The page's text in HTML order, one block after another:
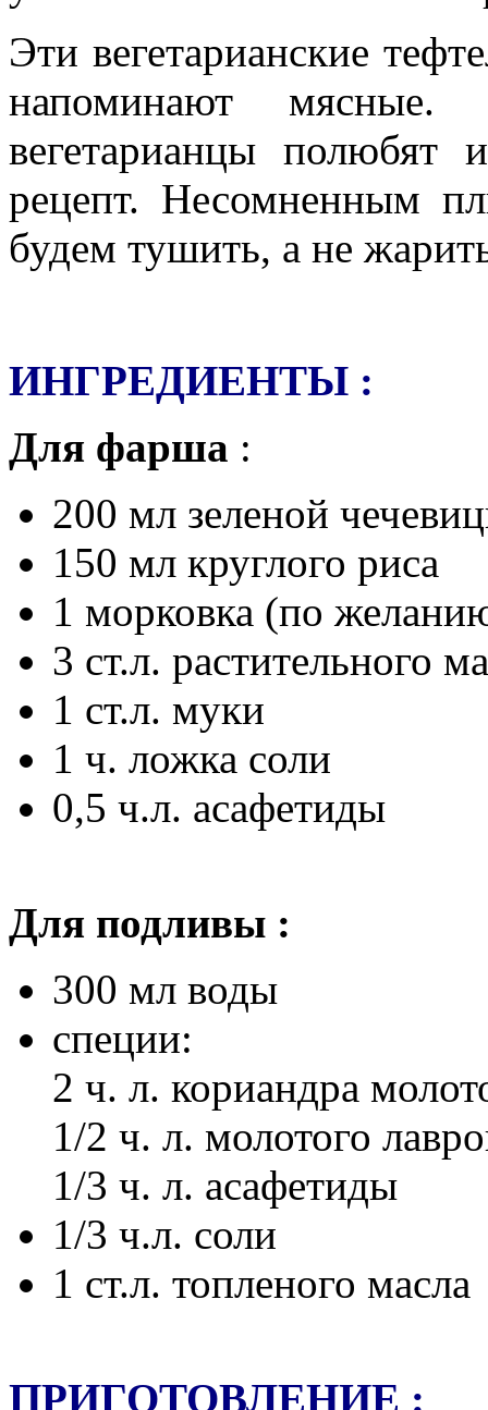
Эти вегетарианские
напоминают
вегетарианцы
рецепт. Несомненным
будем тушить, а не
ИНГРЕДИЕНТЫ :
Для фарша :
200 мл зеленой
150 мл круглого риса
1 морковка (по
3 ст.л. растительного
1 ст.л. муки
1 ч. ложка соли
0,5 ч.л. асафетиды
Для подливы :
300 мл воды
специи:
2 ч. л. кориандра
1/2 ч. л. молотого
1/3 ч. л. асафетиды
1/3 ч.л. соли
1 ст.л. топленого масла
ПРИГОТОВЛЕНИЕ :